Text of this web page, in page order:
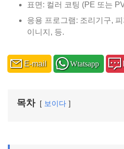
표면: 컬러 코팅 (PE 또는
응용 프로그램: 조리기구,
이니지, 등.
E-mail Wtatsapp
목차 보이다